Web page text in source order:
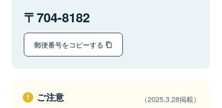
704-8182
郵便番号をコピーする
ご注意 （2025.3.28掲載）